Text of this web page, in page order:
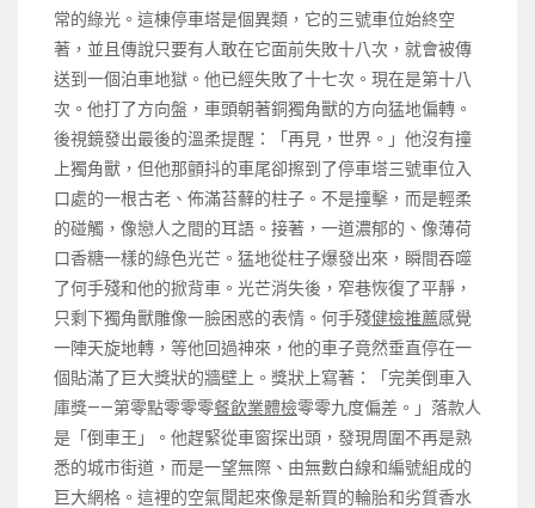
常的綠光。這棟停車塔是個異類，它的三號車位始終空
著，並且傳說只要有人敢在它面前失敗十八次，就會被傳
送到一個泊車地獄。他已經失敗了十七次。現在是第十八
次。他打了方向盤，車頭朝著銅獨角獸的方向猛地偏轉。
後視鏡發出最後的溫柔提醒：「再見，世界。」他沒有撞
上獨角獸，但他那顫抖的車尾卻擦到了停車塔三號車位入
口處的一根古老、佈滿苔蘚的柱子。不是撞擊，而是輕柔
的碰觸，像戀人之間的耳語。接著，一道濃郁的、像薄荷
口香糖一樣的綠色光芒。猛地從柱子爆發出來，瞬間吞噬
了何手殘和他的掀背車。光芒消失後，窄巷恢復了平靜，
只剩下獨角獸雕像一臉困惑的表情。何手殘健檢推薦感覺
一陣天旋地轉，等他回過神來，他的車子竟然垂直停在一
個貼滿了巨大獎狀的牆壁上。獎狀上寫著：「完美倒車入
庫獎——第零點零零零餐飲業體檢零零九度偏差。」落款人
是「倒車王」。他趕緊從車窗探出頭，發現周圍不再是熟
悉的城市街道，而是一望無際、由無數白線和編號組成的
巨大網格。這裡的空氣聞起來像是新買的輪胎和劣質香水